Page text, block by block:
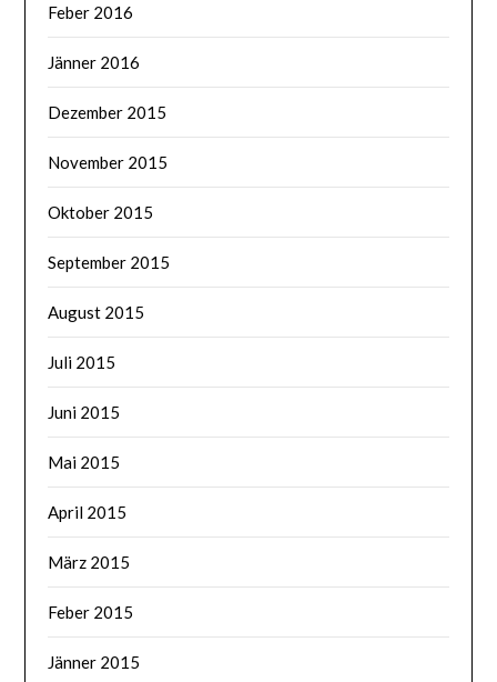
Feber 2016
Jänner 2016
Dezember 2015
November 2015
Oktober 2015
September 2015
August 2015
Juli 2015
Juni 2015
Mai 2015
April 2015
März 2015
Feber 2015
Jänner 2015